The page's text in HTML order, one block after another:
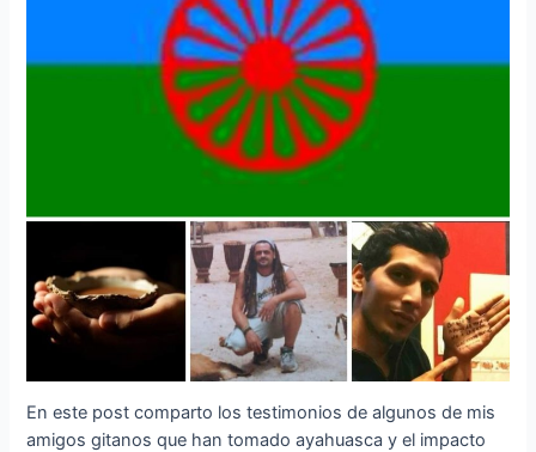
En este post comparto los testimonios de algunos de mis
amigos gitanos que han tomado ayahuasca y el impacto